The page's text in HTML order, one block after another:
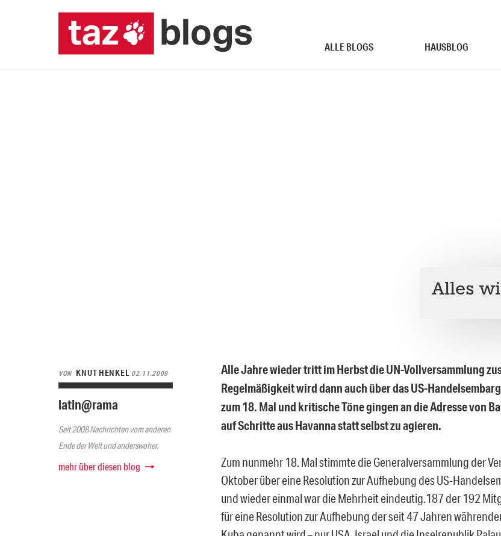
ALLE BLOGS HAUSBLOG
Alles
VON KNUT HENKEL 02.11.2009
latin@rama
Seit 2008 Nachrichten vom anderen
Ende der Welt und anderswoher.
mehr über diesen blog
Alle Jahre wieder tritt im Herbst die UN-Vollversammlung
Regelmäßigkeit wird dann auch über das US-
zum 18. Mal und kritische Töne gingen an die Adresse von
auf Schritte aus Havanna statt selbst zu agieren.
Zum nunmehr 18. Mal stimmte die Generalversammlung der
Oktober über eine Resolution zur Aufhebung des US-
und wieder einmal war die Mehrheit eindeutig.187 der 192
für eine Resolution zur Aufhebung der seit 47 Jahren